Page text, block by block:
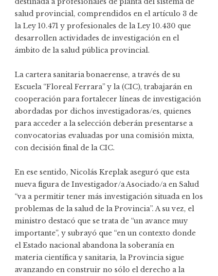
salud provincial, comprendidos en el artículo 3 de
la Ley 10.471 y profesionales de la Ley 10.430 que
desarrollen actividades de investigación en el
ámbito de la salud pública provincial.
La cartera sanitaria bonaerense, a través de su
Escuela “Floreal Ferrara” y la (CIC), trabajarán en
cooperación para fortalecer líneas de investigación
abordadas por dichos investigadoras/es, quienes
para acceder a la selección deberán presentarse a
convocatorias evaluadas por una comisión mixta,
con decisión final de la CIC.
En ese sentido, Nicolás Kreplak aseguró que esta
nueva figura de Investigador/a Asociado/a en Salud
“va a permitir tener más investigación situada en los
problemas de la salud de la Provincia”. A su vez, el
ministro destacó que se trata de “un avance muy
importante”, y subrayó que “en un contexto donde
el Estado nacional abandona la soberanía en
materia científica y sanitaria, la Provincia sigue
avanzando en construir no sólo el derecho a la